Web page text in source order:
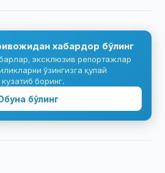
хабардор бўлинг
эксклюзив репортажлар
ўзингизга қулай
боринг.
бўлинг